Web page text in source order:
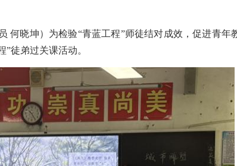
何晓坤） 为检验“青蓝工程”师徒结对成效，促进青年
”徒弟过关课活动。